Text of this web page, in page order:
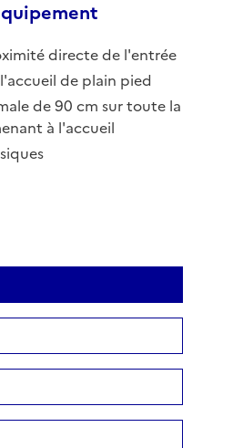
directe de l'entrée
de plain pied
de 90 cm sur toute la
à l'accueil